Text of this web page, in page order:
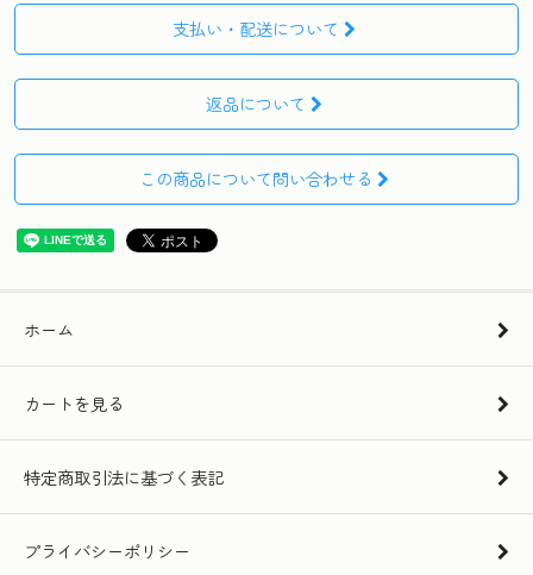
支払い・配送について
返品について
この商品について問い合わせる
ホーム
カートを見る
特定商取引法に基づく表記
プライバシーポリシー